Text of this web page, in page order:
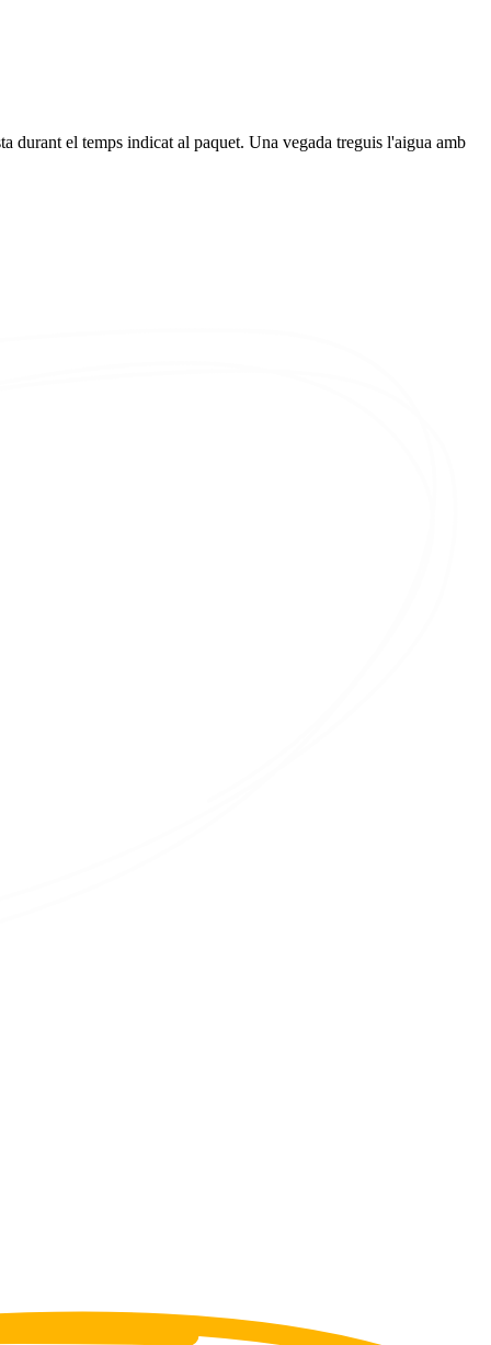
durant el temps indicat al paquet. Una vegada treguis l'aigua amb